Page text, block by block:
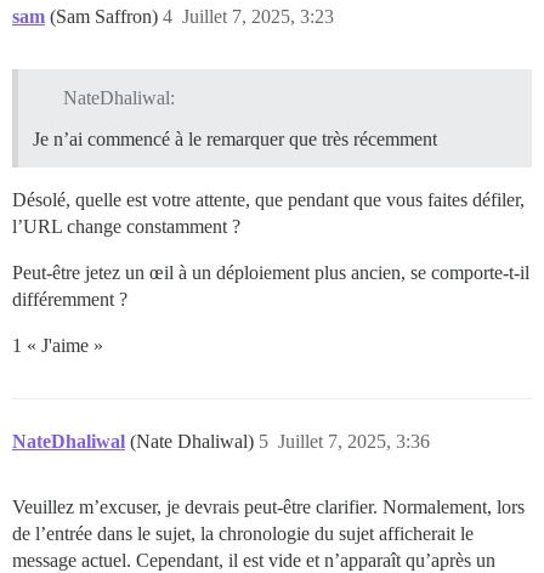
sam (Sam Saffron) Juillet 7, 2025, 3:23
4
NateDhaliwal:
Je n’ai commencé à le remarquer que très récemment
Désolé, quelle est votre attente, que pendant que vous faites défiler,
l’URL change constamment ?
Peut-être jetez un œil à un déploiement plus ancien, se comporte-t-il
différemment ?
1 « J'aime »
NateDhaliwal (Nate Dhaliwal) Juillet 7, 2025, 3:36
5
Veuillez m’excuser, je devrais peut-être clarifier. Normalement, lors
de l’entrée dans le sujet, la chronologie du sujet afficherait le
message actuel. Cependant, il est vide et n’apparaît qu’après un